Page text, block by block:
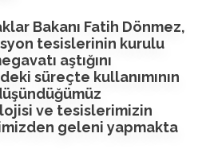
Bakanı Fatih Dönmez,
tesislerinin kurulu
aştığını
süreçte kullanımının
ve tesislerimizin
geleni yapmakta